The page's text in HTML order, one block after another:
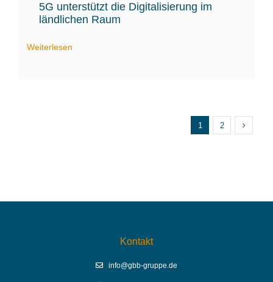
5G unterstützt die Digitalisierung im
ländlichen Raum
Weiterlesen
1 2
Kontakt
info@gbb-gruppe.de